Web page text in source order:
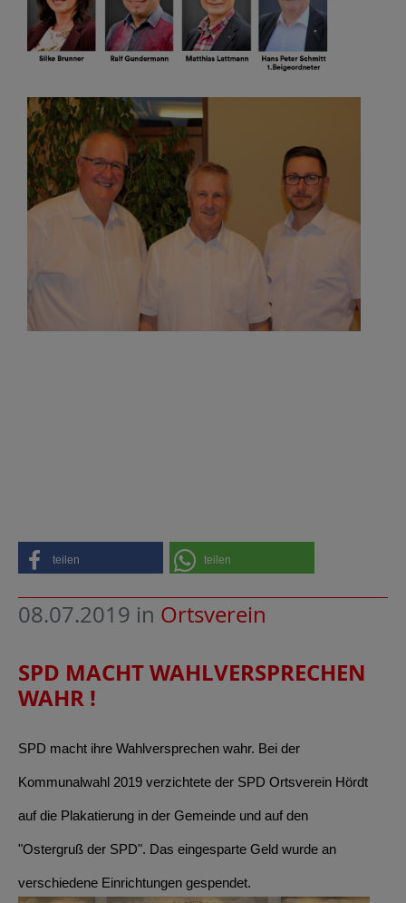
teilen teilen
08.07.2019 in Ortsverein
SPD MACHT WAHLVERSPRECHEN
WAHR !
SPD macht ihre Wahlversprechen wahr. Bei der
Kommunalwahl 2019 verzichtete der SPD Ortsverein Hördt
auf die Plakatierung in der Gemeinde und auf den
"Ostergruß der SPD". Das eingesparte Geld wurde an
verschiedene Einrichtungen gespendet.